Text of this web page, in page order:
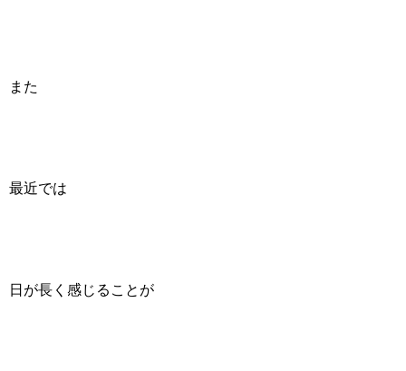
また
最近では
日が長く感じることが